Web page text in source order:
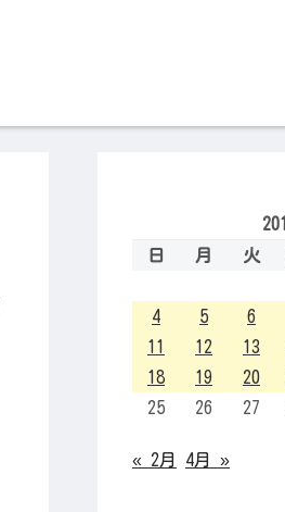
日
月 火
4
5 6
11
12 13
18
19 20
25
26 27
« 2月 4月 »